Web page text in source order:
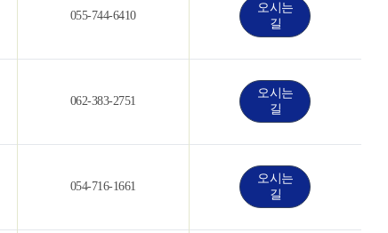
055-744-6410
오시는
길
062-383-2751
오시는
길
054-716-1661
오시는
길